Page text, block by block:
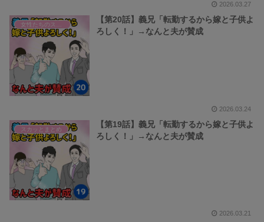
2026.03.27
女性たちのスカッと話
【第20話】義兄「転勤するから嫁と子供よ
ろしく！」→なんと夫が賛成
2026.03.24
スカッとまとめ
【第19話】義兄「転勤するから嫁と子供よ
ろしく！」→なんと夫が賛成
2026.03.21